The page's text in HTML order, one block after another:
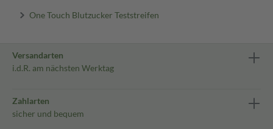
One Touch Blutzucker Teststreifen
Versandarten
i.d.R. am nächsten Werktag
Zahlarten
sicher und bequem